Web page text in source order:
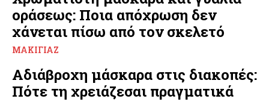
οράσεως: Ποια απόχρωση δεν
χάνεται πίσω από τον σκελετό
ΜΑΚΙΓΙΆΖ
Αδιάβροχη μάσκαρα στις διακοπές:
Πότε τη χρειάζεσαι πραγματικά